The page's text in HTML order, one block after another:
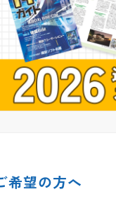
希望の方へ